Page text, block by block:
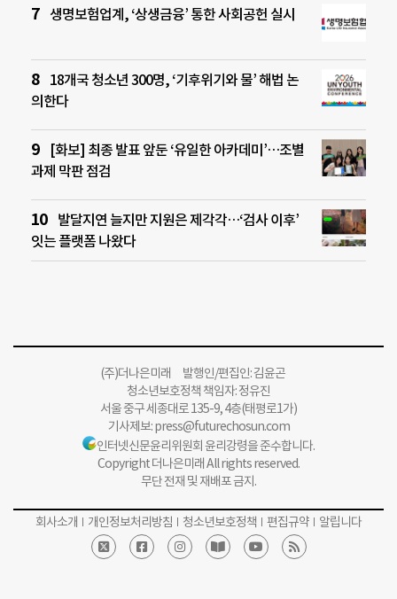
생명보험업계, ‘상생금융’ 통한 사회공헌 실시
18개국 청소년 300명, ‘기후위기와 물’ 해법 논
의한다
[화보] 최종 발표 앞둔 ‘유일한 아카데미’…조별
과제 막판 점검
발달지연 늘지만 지원은 제각각…‘검사 이후’
잇는 플랫폼 나왔다
(주)더나은미래 발행인/편집인: 김윤곤
청소년보호정책 책임자: 정유진
서울 중구 세종대로 135-9, 4층(태평로1가)
기사제보:press@futurechosun.com
인터넷신문윤리위원회 윤리강령을 준수합니다.
Copyright 더나은미래 All rights reserved.
무단 전재 및 재배포 금지.
회사소개 개인정보처리방침 청소년보호정책 편집규약 알립니다